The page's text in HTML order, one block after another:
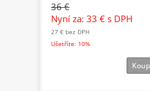
36 €
Nyní za: 33 € s DPH
27 € bez DPH
Ušetříte: 10%